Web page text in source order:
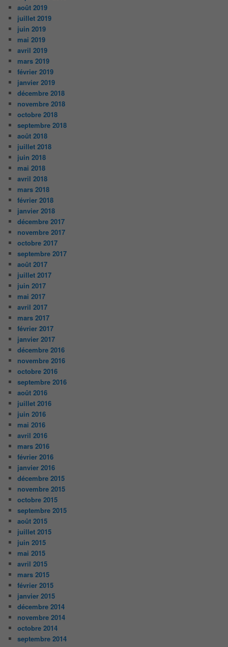
août 2019
juillet 2019
juin 2019
mai 2019
avril 2019
mars 2019
février 2019
janvier 2019
décembre 2018
novembre 2018
octobre 2018
septembre 2018
août 2018
juillet 2018
juin 2018
mai 2018
avril 2018
mars 2018
février 2018
janvier 2018
décembre 2017
novembre 2017
octobre 2017
septembre 2017
août 2017
juillet 2017
juin 2017
mai 2017
avril 2017
mars 2017
février 2017
janvier 2017
décembre 2016
novembre 2016
octobre 2016
septembre 2016
août 2016
juillet 2016
juin 2016
mai 2016
avril 2016
mars 2016
février 2016
janvier 2016
décembre 2015
novembre 2015
octobre 2015
septembre 2015
août 2015
juillet 2015
juin 2015
mai 2015
avril 2015
mars 2015
février 2015
janvier 2015
décembre 2014
novembre 2014
octobre 2014
septembre 2014